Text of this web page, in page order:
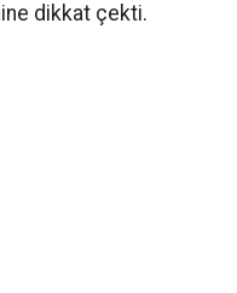
dikkat çekti.